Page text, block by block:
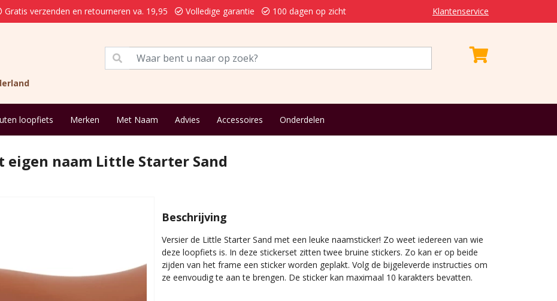
Gratis verzenden en retourneren va. 19,95 Volledige garantie 100 dagen op zicht Klantenservice
loopfiets Merken Met Naam Advies Accessoires Onderdelen
naam Little Starter Sand
Beschrijving
Versier de Little Starter Sand met een leuke naamsticker! Zo weet iedereen van wie
deze loopfiets is. In deze stickerset zitten twee bruine stickers. Zo kan er op beide
zijden van het frame een sticker worden geplakt. Volg de bijgeleverde instructies om
ze eenvoudig te aan te brengen. De sticker kan maximaal 10 karakters bevatten.